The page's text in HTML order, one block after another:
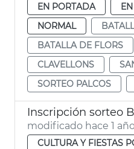
EN PORTADA
NORMAL
BATALLA DE FLORS
CLAVELLONS
SORTEO PALCOS
modificado hace 1
CULTURA Y FIESTAS